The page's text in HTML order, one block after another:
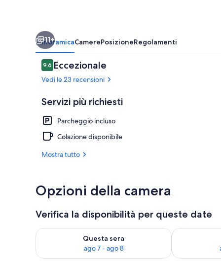
11+
PanoramicaCamerePosizioneRegolamenti
Recensioni
9,69,6 su 10
Eccezionale
Vedi le 23 recensioni
Servizi più richiesti
Parcheggio incluso
Colazione disponibile
Mostra tutto
Opzioni della camera
Verifica la disponibilità per queste date
Questa sera
ago 7 - ago 8
Verifica la disponibilità per questa sera, ago 7 - ago 8
Verifica la